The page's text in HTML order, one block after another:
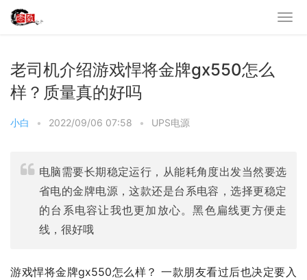
老司机介绍游戏悍将金牌gx550怎么
样？质量真的好吗
小白 • 2022/09/06 07:58 • UPS电源
电脑需要长期稳定运行，从能耗角度出发当然要选
省电的金牌电源，这款还是台系电容，选择更稳定
的台系电容让我也更加放心。黑色扁线更方便走
线，很好哦
游戏悍将金牌gx550怎么样？ 一款朋友看过后也决定要入